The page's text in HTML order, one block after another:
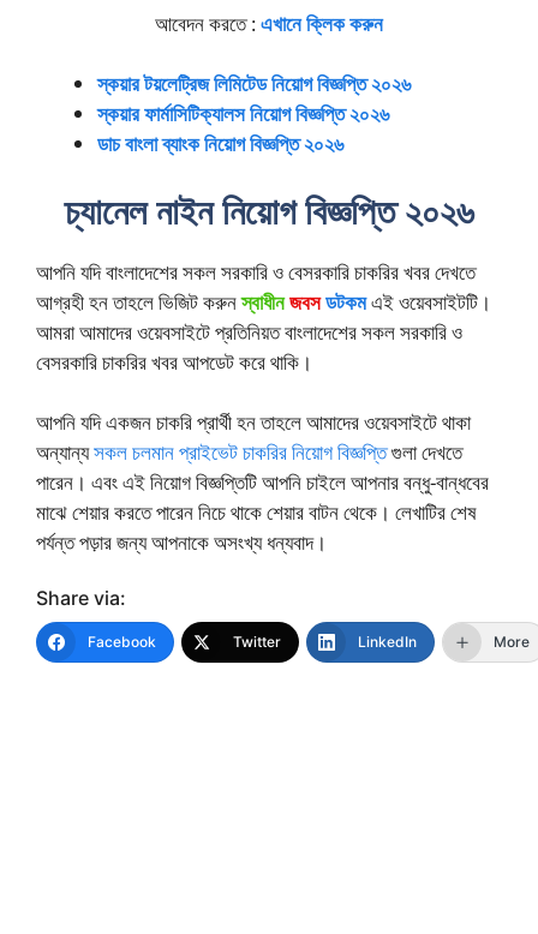
আবেদন করতে :এখানে ক্লিক করুন
স্কয়ার টয়লেট্রিজ লিমিটেড নিয়োগ বিজ্ঞপ্তি ২০২৬
স্কয়ার ফার্মাসিটিক্যালস নিয়োগ বিজ্ঞপ্তি ২০২৬
ডাচ বাংলা ব্যাংক নিয়োগ বিজ্ঞপ্তি ২০২৬
চ্যানেল নাইন নিয়োগ বিজ্ঞপ্তি ২০২৬
আপনি যদি বাংলাদেশের সকল সরকারি ও বেসরকারি চাকরির খবর দেখতে
আগ্রহী হন তাহলে ভিজিট করুনস্বাধীনজবসডটকমএই ওয়েবসাইটটি।
আমরা আমাদের ওয়েবসাইটে প্রতিনিয়ত বাংলাদেশের সকল সরকারি ও
বেসরকারি চাকরির খবর আপডেট করে থাকি।
আপনি যদি একজন চাকরি প্রার্থী হন তাহলে আমাদের ওয়েবসাইটে থাকা
অন্যান্যসকল চলমান প্রাইভেট চাকরির নিয়োগ বিজ্ঞপ্তিগুলা দেখতে
পারেন। এবং এই নিয়োগ বিজ্ঞপ্তিটি আপনি চাইলে আপনার বন্ধু-বান্ধবের
মাঝে শেয়ার করতে পারেন নিচে থাকে শেয়ার বাটন থেকে। লেখাটির শেষ
পর্যন্ত পড়ার জন্য আপনাকে অসংখ্য ধন্যবাদ।
Share via:
Facebook Twitter LinkedIn More